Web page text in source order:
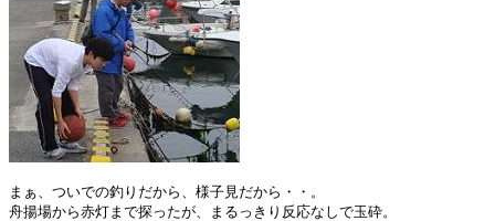
まぁ、ついでの釣りだから、様子見だから・・。
舟揚場から赤灯まで探ったが、まるっきり反応なしで玉砕。